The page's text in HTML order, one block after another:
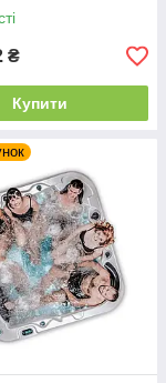
₴
Купити